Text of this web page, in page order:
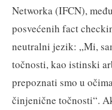
Networka (IFCN),
posvećenih fact
neutralni jezik: „Mi,
točnosti, kao istinski
prepoznati smo u
činjenične točnosti“.